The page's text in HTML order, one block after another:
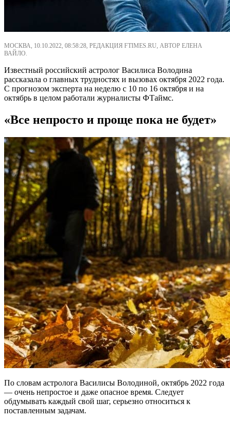
МОСКВА, 10.10.2022, 08:58:28, РЕДАКЦИЯ FTIMES.RU, АВТОР ЕЛЕНА
ВАЙЛО.
Известный российский астролог Василиса Володина
рассказала о главных трудностях и вызовах октября 2022 года.
С прогнозом эксперта на неделю с 10 по 16 октября и на
октябрь в целом работали журналисты ФТаймс.
«Все непросто и проще пока не будет»
По словам астролога Василисы Володиной, октябрь 2022 года
— очень непростое и даже опасное время. Следует
обдумывать каждый свой шаг, серьезно относиться к
поставленным задачам.